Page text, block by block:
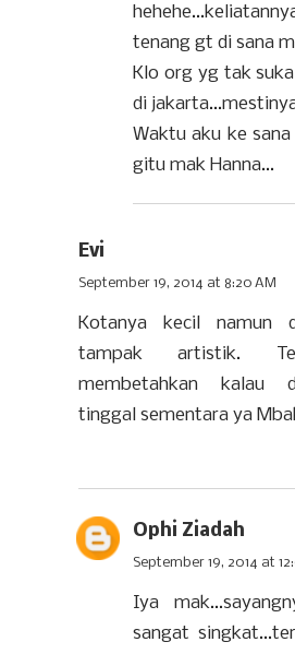
tenang gt di sana
Klo org yg tak
di
Waktu aku ke
gitu mak Hanna...
Evi
September 19, 2014 at 8:20 AM
Kotanya kecil namun
tampak artistik.
membetahkan kalau
tinggal sementara ya
Ophi Ziadah
September 19, 2014 at
Iya
sangat